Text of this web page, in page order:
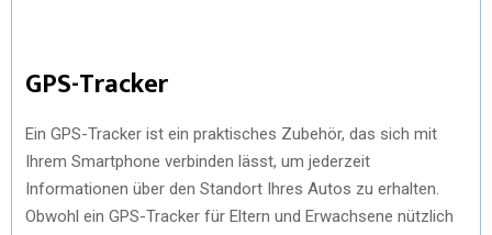
GPS-Tracker
Ein GPS-Tracker ist ein praktisches Zubehör, das sich mit
Ihrem Smartphone verbinden lässt, um jederzeit
Informationen über den Standort Ihres Autos zu erhalten.
Obwohl ein GPS-Tracker für Eltern und Erwachsene nützlich